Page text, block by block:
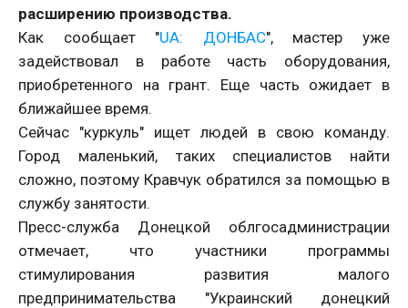
расширению производства.
Как сообщает "UA: ДОНБАС", мастер уже
задействовал в работе часть оборудования,
приобретенного на грант. Еще часть ожидает в
ближайшее время.
Сейчас "куркуль" ищет людей в свою команду.
Город маленький, таких специалистов найти
сложно, поэтому Кравчук обратился за помощью в
службу занятости.
Пресс-служба Донецкой облгосадминистрации
отмечает, что участники программы
стимулирования развития малого
предпринимательства "Украинский донецкий